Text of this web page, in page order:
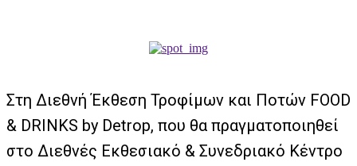
Στη Διεθνή Έκθεση Τροφίμων και Ποτών FOOD
& DRINKS by Detrop, που θα πραγματοποιηθεί
στο Διεθνές Εκθεσιακό & Συνεδριακό Κέντρο